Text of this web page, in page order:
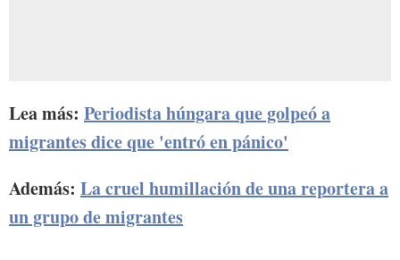
Lea más: Periodista húngara que golpeó a
migrantes dice que 'entró en pánico'
Además: La cruel humillación de una reportera a
un grupo de migrantes